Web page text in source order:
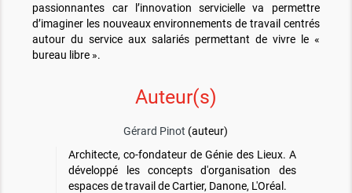
passionnantes car l’innovation servicielle va permettre
d’imaginer les nouveaux environnements de travail centrés
autour du service aux salariés permettant de vivre le «
bureau libre ».
Auteur(s)
Gérard Pinot (auteur)
Architecte, co-fondateur de Génie des Lieux. A
développé les concepts d'organisation des
espaces de travail de Cartier, Danone, L'Oréal.